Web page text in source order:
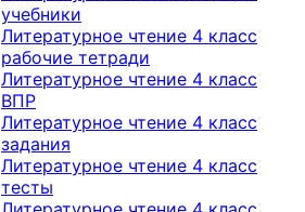
учебники
Литературное чтение 4 класс
рабочие тетради
Литературное чтение 4 класс
ВПР
Литературное чтение 4 класс
задания
Литературное чтение 4 класс
тесты